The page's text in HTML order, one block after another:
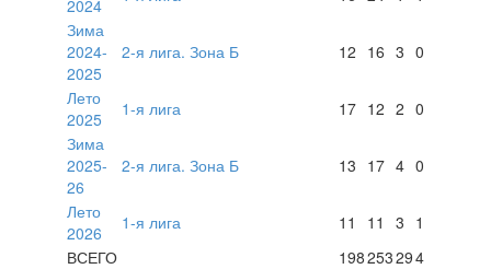
2024
Зима
2024-
2025
2-я лига. Зона Б 12 16 3 0
Лето
2025
1-я лига 17 12 2 0
Зима
2025-
26
2-я лига. Зона Б 13 17 4 0
Лето
2026
1-я лига 11 11 3 1
ВСЕГО
198253294